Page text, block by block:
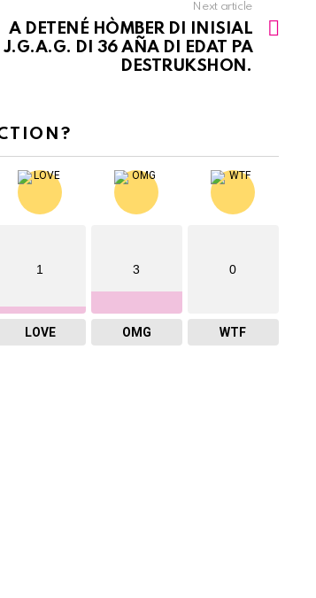
Next article
A DETENÉ HÒMBER DI INISIAL
J.G.A.G. DI 36 AÑA DI EDAT PA
DESTRUKSHON.
1
LOVE
3
OMG
0
WTF